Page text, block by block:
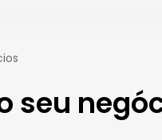
seu